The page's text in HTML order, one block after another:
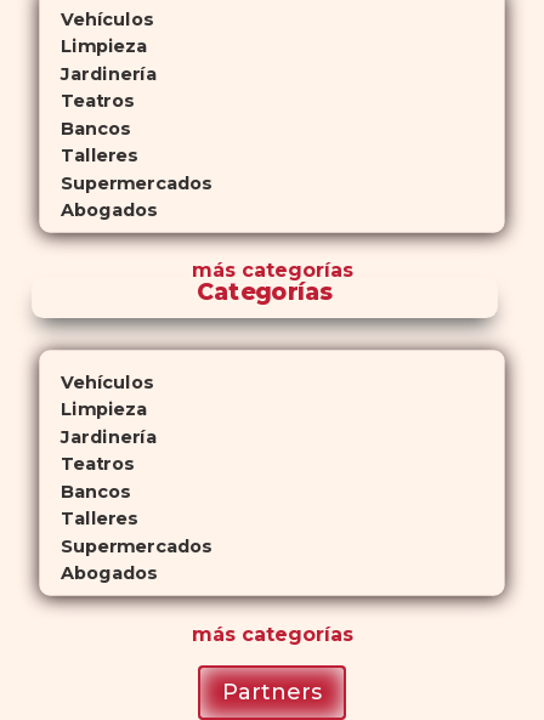
Vehículos
Limpieza
Jardinería
Teatros
Bancos
Talleres
Supermercados
Abogados
máscategorías
Categorías
Vehículos
Limpieza
Jardinería
Teatros
Bancos
Talleres
Supermercados
Abogados
máscategorías
Partners